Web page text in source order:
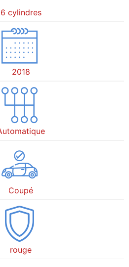
6 cylindres
2018
Coupé
rouge